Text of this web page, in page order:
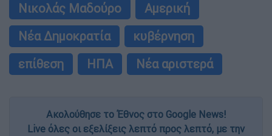
Νικολάς Μαδούρο
Αμερική
Νέα Δημοκρατία
κυβέρνηση
επίθεση
ΗΠΑ Νέα αριστερά
Ακολούθησε το Έθνος στο Google News!
Live όλες οι εξελίξεις λεπτό προς λεπτό, με την